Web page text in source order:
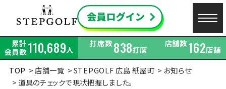
累計
会員数110,689人
打席数838打席
店舗数162店舗
TOP
店舗一覧 STEPGOLF 広島 紙屋町
お知らせ
道具のチェックで現状把握しました。